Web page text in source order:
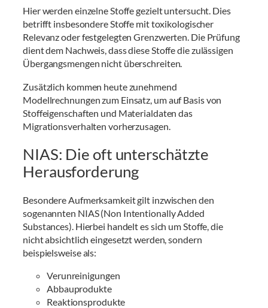
Hier werden einzelne Stoffe gezielt untersucht. Dies
betrifft insbesondere Stoffe mit toxikologischer
Relevanz oder festgelegten Grenzwerten. Die Prüfung
dient dem Nachweis, dass diese Stoffe die zulässigen
Übergangsmengen nicht überschreiten.
Zusätzlich kommen heute zunehmend
Modellrechnungen zum Einsatz, um auf Basis von
Stoffeigenschaften und Materialdaten das
Migrationsverhalten vorherzusagen.
NIAS: Die oft unterschätzte
Herausforderung
Besondere Aufmerksamkeit gilt inzwischen den
sogenannten NIAS (Non Intentionally Added
Substances). Hierbei handelt es sich um Stoffe, die
nicht absichtlich eingesetzt werden, sondern
beispielsweise als:
Verunreinigungen
Abbauprodukte
Reaktionsprodukte